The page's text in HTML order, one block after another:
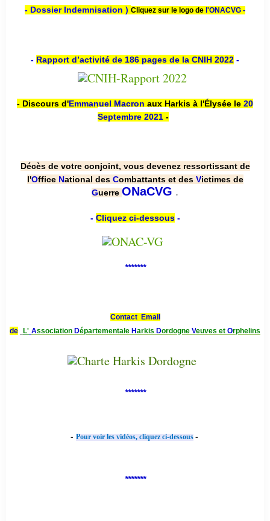
- Dossier Indemnisation ) Cliquez sur le logo de l'ONACVG -
- Rapport d’activité de 186 pages de la CNIH 2022 -
- Discours d'Emmanuel Macron aux Harkis à l'Élysée le 20
Septembre 2021 -
Décès de votre conjoint, vous devenez ressortissant de
l'Office National des Combattants et des Victimes de
Guerre ONaCVG .
- Cliquez ci-dessous-
*******
Contact Email
de L' Association Départementale Harkis Dordogne Veuves et Orphelins
*******
- Pour voir les vidéos, cliquez ci-dessous -
*******